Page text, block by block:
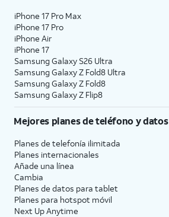
iPhone 17 Pro Max
iPhone 17 Pro
iPhone Air
iPhone 17
Samsung Galaxy S26 Ultra
Samsung Galaxy Z Fold8 Ultra
Samsung Galaxy Z Fold8
Samsung Galaxy Z Flip8
Mejores planes de teléfono y datos
Planes de telefonía ilimitada
Planes internacionales
Añade una línea
Cambia
Planes de datos para tablet
Planes para hotspot móvil
Next Up Anytime